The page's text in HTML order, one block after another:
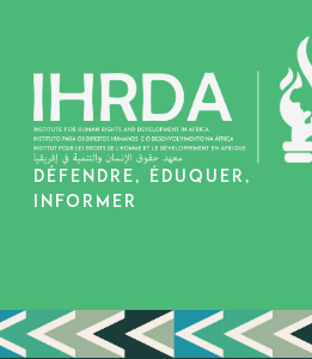
DÉFENDRE, ÉDUQUER,
INFORMER